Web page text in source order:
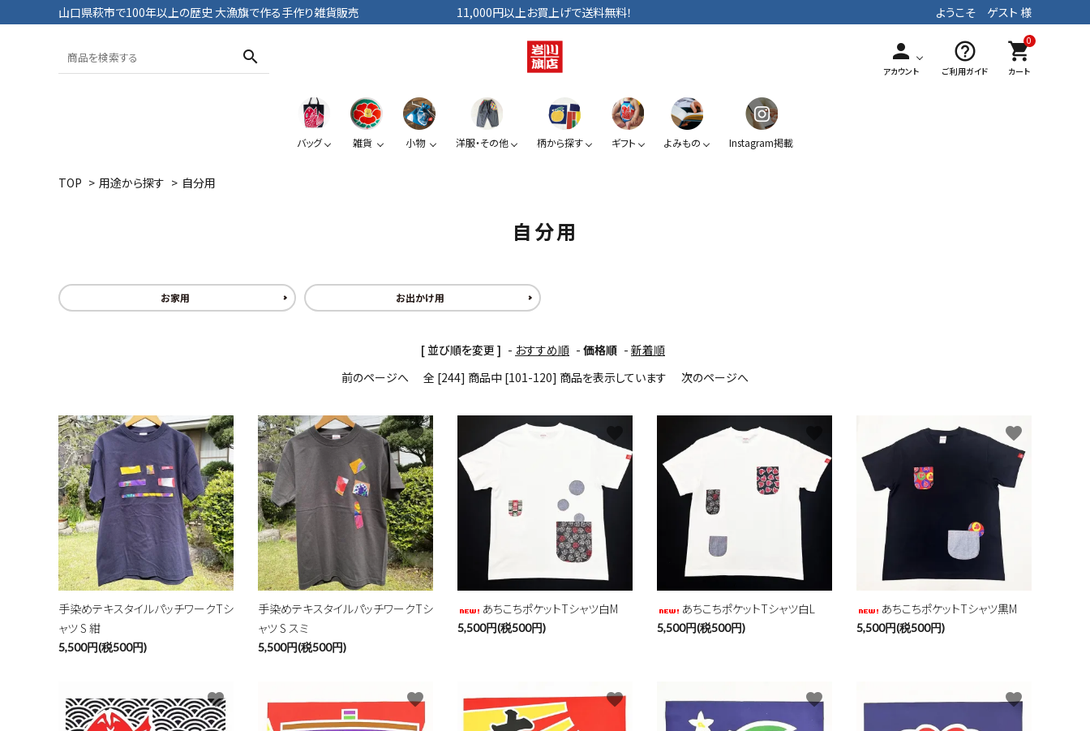
山口県萩市で100年以上の歴史 大漁旗で作る手作り雑貨販売 11,000円以上お買上げで送料無料！ ようこそ ゲスト 様
search person
アカウント
help_outline
ご利用ガイド
0
shopping_cart
カート
バッグ 雑貨 小物 洋服・その他 柄から探す ギフト よみもの Instagram掲載
TOP > 用途から探す > 自分用
自分用
お家用 お出かけ用
[ 並び順を変更 ] - おすすめ順 - 価格順 - 新着順
前のページへ
全 [244] 商品中 [101-120] 商品を表示しています 次のページへ
手染めテキスタイルパッチワークTシ
ャツ S 紺
5,500円(税500円)
favorite
手染めテキスタイルパッチワークTシ
ャツ S スミ
5,500円(税500円)
favorite
あちこちポケットTシャツ白M
5,500円(税500円)
あちこちポケットTシャツ白L
5,500円(税500円)
あちこちポケットTシャツ黒M
5,500円(税500円)
favorite
favorite favorite favorite favorite favorite